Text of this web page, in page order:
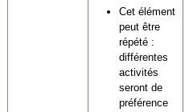
Cet élément
peut être
répété :
différentes
activités
seront de
préférence